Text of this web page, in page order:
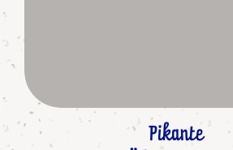
Pikante